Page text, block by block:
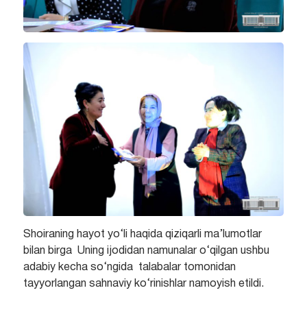
Shoiraning hayot yo‘li haqida qiziqarli ma’lumotlar
bilan birga Uning ijodidan namunalar o‘qilgan ushbu
adabiy kecha so‘ngida talabalar tomonidan
tayyorlangan sahnaviy ko‘rinishlar namoyish etildi.